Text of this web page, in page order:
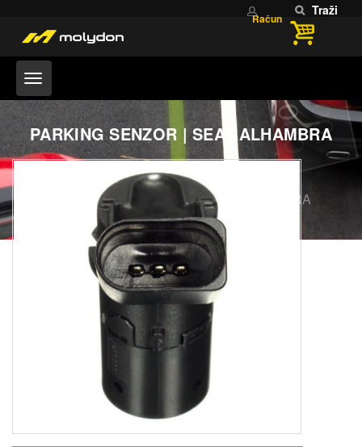
Račun
Traži
PARKING SENZOR | SEAT ALHAMBRA
PARKING SENZORI
PARKING SENZOR | SEAT ALHAMBRA